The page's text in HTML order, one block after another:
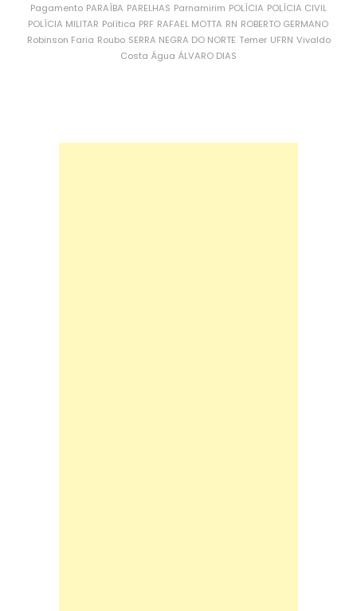
Pagamento PARAÍBA PARELHAS Parnamirim POLÍCIA POLÍCIA CIVIL
POLÍCIA MILITAR Política PRF RAFAEL MOTTA RN ROBERTO GERMANO
Robinson Faria Roubo SERRA NEGRA DO NORTE Temer UFRN Vivaldo
Costa Água ÁLVARO DIAS